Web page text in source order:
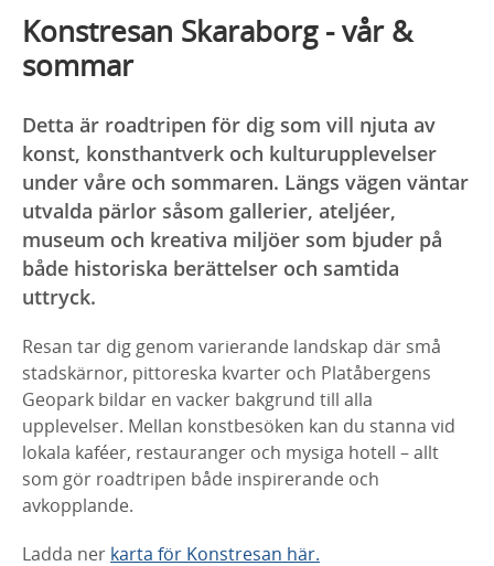
Konstresan Skaraborg - vår &
sommar
Detta är roadtripen för dig som vill njuta av
konst, konsthantverk och kulturupplevelser
under våre och sommaren. Längs vägen väntar
utvalda pärlor såsom gallerier, ateljéer,
museum och kreativa miljöer som bjuder på
både historiska berättelser och samtida
uttryck.
Resan tar dig genom varierande landskap där små
stadskärnor, pittoreska kvarter och Platåbergens
Geopark bildar en vacker bakgrund till alla
upplevelser. Mellan konstbesöken kan du stanna vid
lokala kaféer, restauranger och mysiga hotell – allt
som gör roadtripen både inspirerande och
avkopplande.
Ladda ner karta för Konstresan här.